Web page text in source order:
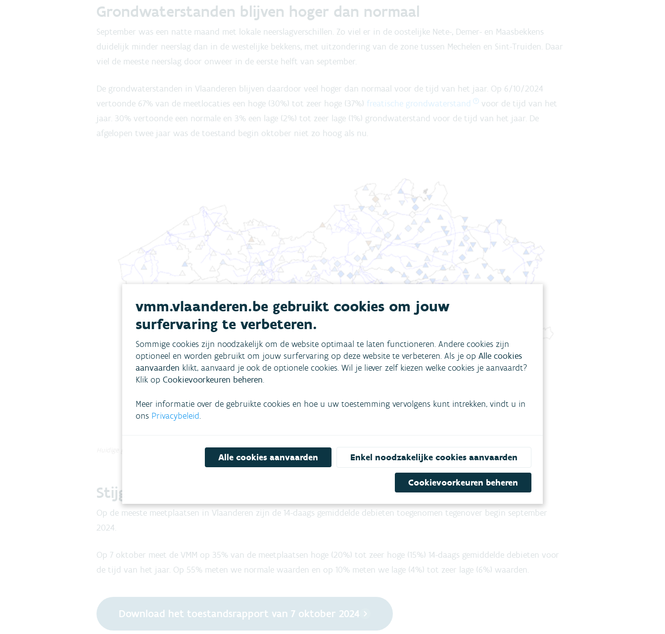
Grondwaterstanden blijven hoger dan normaal
September was een natte maand met lokale neerslagverschillen. Zo viel er in de oostelijke Nete-, Demer- en Maasbekkens
duidelijk minder neerslag dan in de westelijke bekkens, met uitzondering van de zone tussen Mechelen en Sint-Truiden. Daar
viel de meeste neerslag door onweer in de eerste helft van september.
De grondwaterstanden in Vlaanderen blijven daardoor veel hoger dan normaal voor de tijd van het jaar. Op 6/10/2024
vertoonde 67% van de meetlocaties een hoge (30%) tot zeer hoge (37%) freatische grondwaterstand
voor de tijd van het
jaar. 30% vertoonde een normale en 3% een lage (2%) tot zeer lage (1%) grondwaterstand voor de tijd van het jaar. De
afgelopen twee jaar was de toestand begin oktober niet zo hoog als nu.
Huidige grondwaterstandsveranderingen en relatieve situering van de huidige freatische grondwaterstand (bron: VMM)
Stijgende debieten tegenover vorige maand
Op de meeste meetplaatsen in Vlaanderen zijn de 14-daags gemiddelde debieten toegenomen tegenover begin september
2024.
Op 7 oktober meet de VMM op 35% van de meetplaatsen hoge (20%) tot zeer hoge (15%) 14-daags gemiddelde debieten voor
de tijd van het jaar. Op 55% meten we normale waarden en op 10% meten we lage (4%) tot zeer lage (6%) waarden.
Download het toestandsrapport van 7 oktober 2024
vmm.vlaanderen.be gebruikt cookies om jouw
surfervaring te verbeteren.
Sommige cookies zijn noodzakelijk om de website optimaal te laten functioneren. Andere cookies zijn
optioneel en worden gebruikt om jouw surfervaring op deze website te verbeteren. Als je op Alle cookies
aanvaarden klikt, aanvaard je ook de optionele cookies. Wil je liever zelf kiezen welke cookies je aanvaardt?
Klik op Cookievoorkeuren beheren.
Meer informatie over de gebruikte cookies en hoe u uw toestemming vervolgens kunt intrekken, vindt u in
ons Privacybeleid.
Alle cookies aanvaarden Enkel noodzakelijke cookies aanvaarden
Cookievoorkeuren beheren